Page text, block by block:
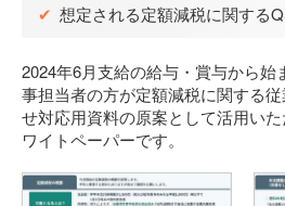
✔ 想定される定額減税に関する
2024年6月支給の給与・賞与から始
事担当者の方が定額減税に関する
せ対応用資料の原案として活用い
ワイトペーパーです。